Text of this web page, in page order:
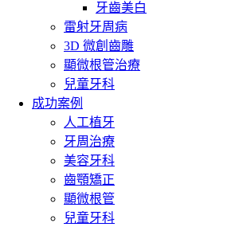
牙齒美白
雷射牙周病
3D 微創齒雕
顯微根管治療
兒童牙科
成功案例
人工植牙
牙周治療
美容牙科
齒顎矯正
顯微根管
兒童牙科